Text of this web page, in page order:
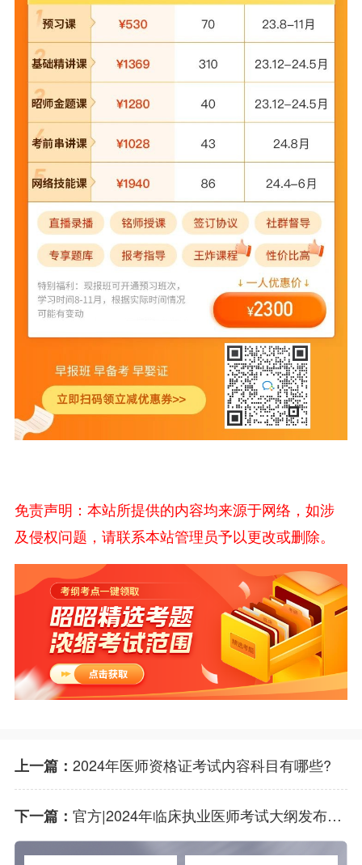
免责声明：本站所提供的内容均来源于网络，如涉
及侵权问题，请联系本站管理员予以更改或删除。
上一篇： 2024年医师资格证考试内容科目有哪些?
下一篇： 官方|2024年临床执业医师考试大纲发布通知